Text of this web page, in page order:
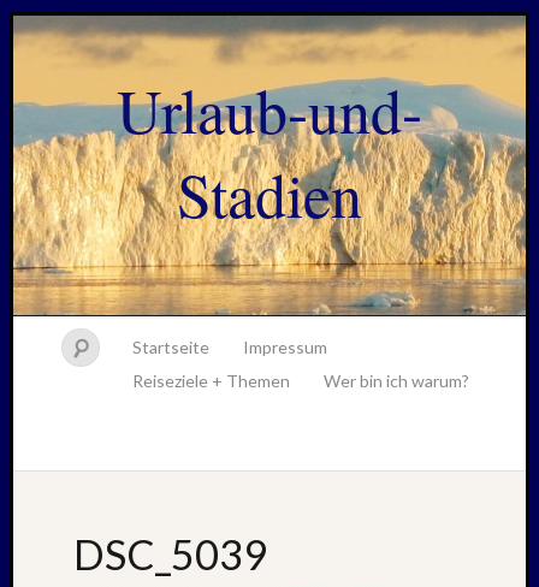
Urlaub-und-
Stadien
Startseite
Impressum
Reiseziele + Themen
Wer bin ich warum?
DSC_5039